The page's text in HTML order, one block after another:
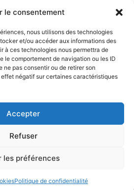
le consentement
nous utilisons des technologies
et/ou accéder aux informations des
à ces technologies nous permettra de
le comportement de navigation ou les ID
ne pas consentir ou de retirer son
négatif sur certaines caractéristiques
Accepter
Refuser
les préférences
Politique de confidentialité
Gestion du SAV
site